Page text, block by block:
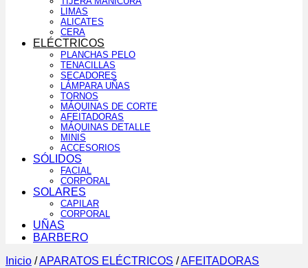
LIMAS
ALICATES
CERA
ELÉCTRICOS
PLANCHAS PELO
TENACILLAS
SECADORES
LÁMPARA UÑAS
TORNOS
MÁQUINAS DE CORTE
AFEITADORAS
MÁQUINAS DETALLE
MINIS
ACCESORIOS
SÓLIDOS
FACIAL
CORPORAL
SOLARES
CAPILAR
CORPORAL
UÑAS
BARBERO
Inicio /APARATOS ELÉCTRICOS /AFEITADORAS